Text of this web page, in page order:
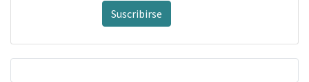
Suscribirse